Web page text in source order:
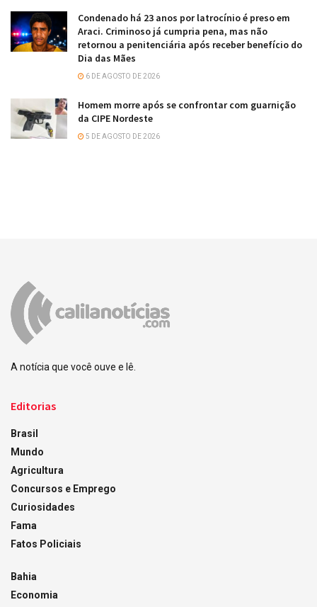
Condenado há 23 anos por latrocínio é preso em
Araci. Criminoso já cumpria pena, mas não
retornou a penitenciária após receber benefício do
Dia das Mães
6 DE AGOSTO DE 2026
Homem morre após se confrontar com guarnição
da CIPE Nordeste
5 DE AGOSTO DE 2026
A notícia que você ouve e lê.
Editorias
Brasil
Mundo
Agricultura
Concursos e Emprego
Curiosidades
Fama
Fatos Policiais
Bahia
Economia